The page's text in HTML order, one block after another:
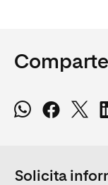
Solicita